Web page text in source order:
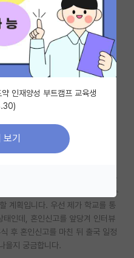
비자 인터뷰를 준비중이며, 여자
다. 이후 저는 9월 초, 여자친구는
계획입니다. 우선 제가 학교를 통
인데, 혼인신고를 앞당겨 인터뷰
후 혼인신고를 마친 뒤 출국 일정
을지 궁금합니다.
인재양성 부트캠프 교육생
기